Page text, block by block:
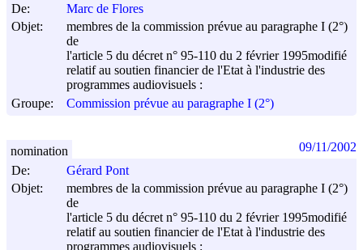
De:
Marc de Flores
Objet:
membres de la commission prévue au paragraphe I (2°)
de
l'article 5 du décret n° 95-110 du 2 février 1995modifié
relatif au soutien financier de l'Etat à l'industrie des
programmes audiovisuels :
Groupe:
Commission prévue au paragraphe I (2°)
De:
Gérard Pont
Objet:
membres de la commission prévue au paragraphe I (2°)
de
l'article 5 du décret n° 95-110 du 2 février 1995modifié
relatif au soutien financier de l'Etat à l'industrie des
programmes audiovisuels :
nomination 09/11/2002